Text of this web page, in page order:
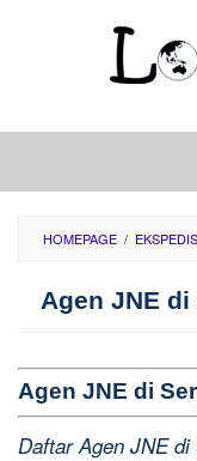
HOMEPAGE /
Agen JNE
Agen JNE di
Daftar Agen JNE